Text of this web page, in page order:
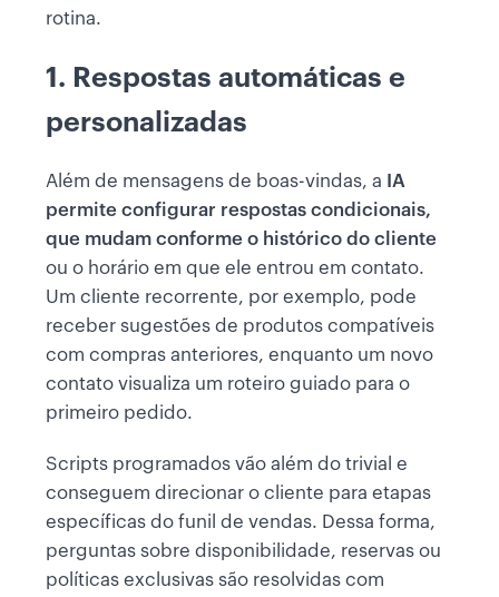
rotina.
1. Respostas automáticas e
personalizadas
Além de mensagens de boas-vindas, a IA
permite configurar respostas condicionais,
que mudam conforme o histórico do cliente
ou o horário em que ele entrou em contato.
Um cliente recorrente, por exemplo, pode
receber sugestões de produtos compatíveis
com compras anteriores, enquanto um novo
contato visualiza um roteiro guiado para o
primeiro pedido.
Scripts programados vão além do trivial e
conseguem direcionar o cliente para etapas
específicas do funil de vendas. Dessa forma,
perguntas sobre disponibilidade, reservas ou
políticas exclusivas são resolvidas com